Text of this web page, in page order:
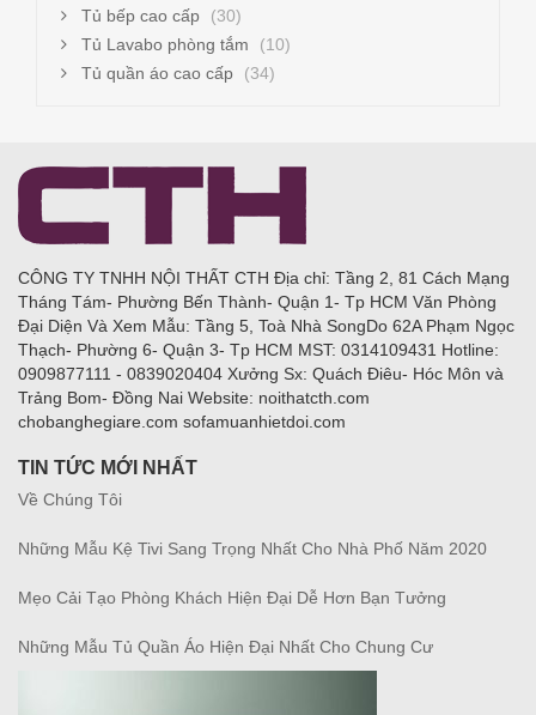
Tủ bếp cao cấp
(30)
Tủ Lavabo phòng tắm
(10)
Tủ quần áo cao cấp
(34)
CÔNG TY TNHH NỘI THẤT CTH Địa chỉ: Tầng 2, 81 Cách Mạng
Tháng Tám- Phường Bến Thành- Quận 1- Tp HCM Văn Phòng
Đại Diện Và Xem Mẫu: Tầng 5, Toà Nhà SongDo 62A Phạm Ngọc
Thạch- Phường 6- Quận 3- Tp HCM MST: 0314109431 Hotline:
0909877111 - 0839020404 Xưởng Sx: Quách Điêu- Hóc Môn và
Trảng Bom- Đồng Nai Website: noithatcth.com
chobanghegiare.com sofamuanhietdoi.com
TIN TỨC MỚI NHẤT
Về Chúng Tôi
Những Mẫu Kệ Tivi Sang Trọng Nhất Cho Nhà Phố Năm 2020
Mẹo Cải Tạo Phòng Khách Hiện Đại Dễ Hơn Bạn Tưởng
Những Mẫu Tủ Quần Áo Hiện Đại Nhất Cho Chung Cư